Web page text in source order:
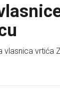
vrtića